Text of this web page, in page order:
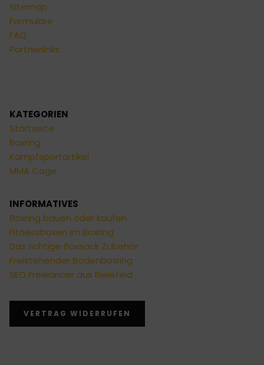
Sitemap
Formulare
FAQ
Partnerlinks
KATEGORIEN
Startseite
Boxring
Kampfsportartikel
MMA Cage
INFORMATIVES
Boxring bauen oder kaufen
Fitnessboxen im Boxring
Das richtige Boxsack Zubehör
Freistehender Bodenboxring
SEO Freelancer aus Bielefeld
VERTRAG WIDERRUFEN